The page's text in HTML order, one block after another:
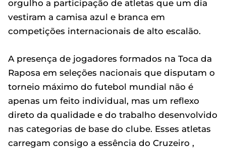
orgulho a participação de atletas que um dia
vestiram a camisa azul e branca em
competições internacionais de alto escalão.
A presença de jogadores formados na Toca da
Raposa em seleções nacionais que disputam o
torneio máximo do futebol mundial não é
apenas um feito individual, mas um reflexo
direto da qualidade e do trabalho desenvolvido
nas categorias de base do clube. Esses atletas
carregam consigo a essência do Cruzeiro ,